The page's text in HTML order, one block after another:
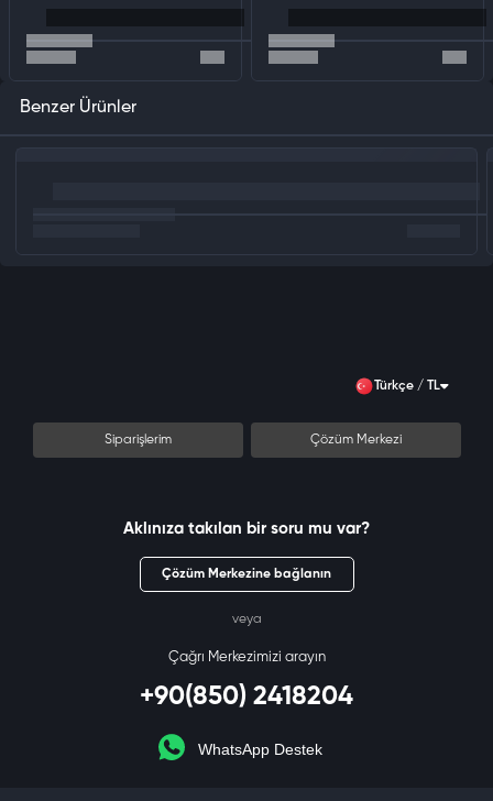
Benzer Ürünler
Türkçe / TL
Siparişlerim Çözüm Merkezi
Aklınıza takılan bir soru mu var?
Çözüm Merkezine bağlanın
veya
Çağrı Merkezimizi arayın
+90(850) 2418204
WhatsApp Destek